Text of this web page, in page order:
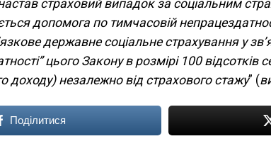
страховий випадок за соціальним
допомога по тимчасовій
державне соціальне страхування у
цього Закону в розмірі 100 відсотків
доходу) незалежно від страхового стажу” (
Поділитися